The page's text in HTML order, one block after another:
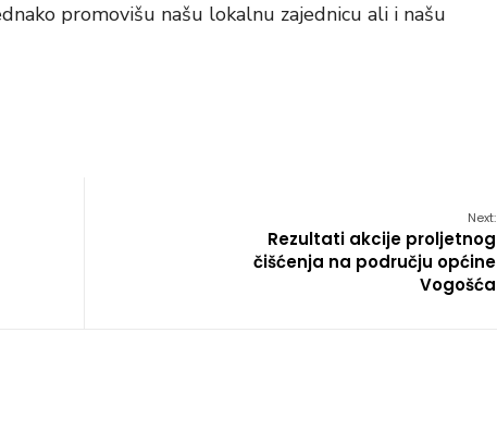
promovišu našu lokalnu zajednicu ali i našu
Next:
Rezultati akcije proljetnog
čišćenja na području općine
Vogošća